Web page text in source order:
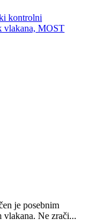
kontrolni
vlakana, MOST
je posebnim
vlakana. Ne zrači...